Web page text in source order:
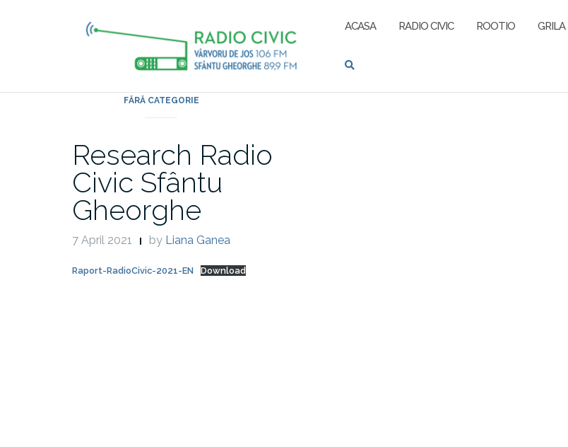
ACASA RADIO CIVIC ROOTIO
FĂRĂ CATEGORIE
Research Radio
Civic Sfântu
Gheorghe
7 April 2021 by Liana Ganea
Raport-RadioCivic-2021-EN Download